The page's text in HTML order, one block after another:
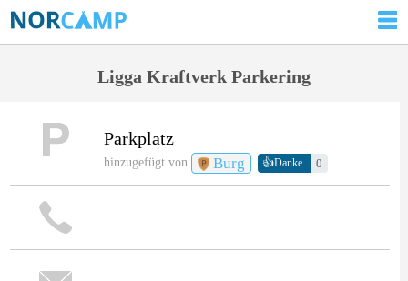
Ligga Kraftverk Parkering
Parkplatz
hinzugefügt von Burg 👍Danke 0